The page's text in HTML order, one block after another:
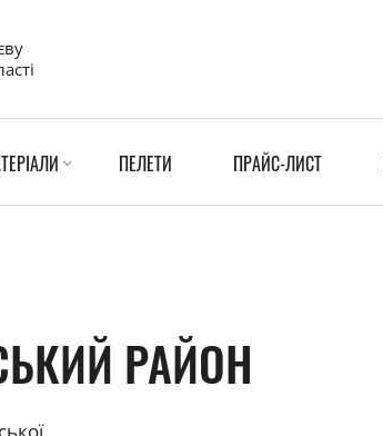
ПЕЛЕТИ ПРАЙС-ЛИСТ
РАЙОН